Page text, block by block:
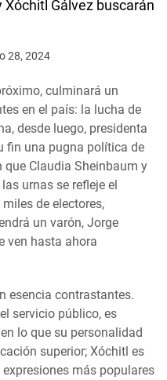
Gálvez buscarán
28, 2024
culminará un
en el país: la lucha de
desde luego, presidenta
fin una pugna política de
que Claudia Sheinbaum y
urnas se refleje el
de electores,
un varón, Jorge
ven hasta ahora
esencia contrastantes.
servicio público, es
lo que su personalidad
superior; Xóchitl es
más populares